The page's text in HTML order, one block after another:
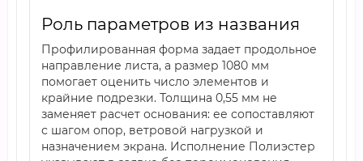
Роль параметров из названия
Профилированная форма задает продольное
направление листа, а размер 1080 мм
помогает оценить число элементов и
крайние подрезки. Толщина 0,55 мм не
заменяет расчет основания: ее сопоставляют
с шагом опор, ветровой нагрузкой и
назначением экрана. Исполнение Полиэстер